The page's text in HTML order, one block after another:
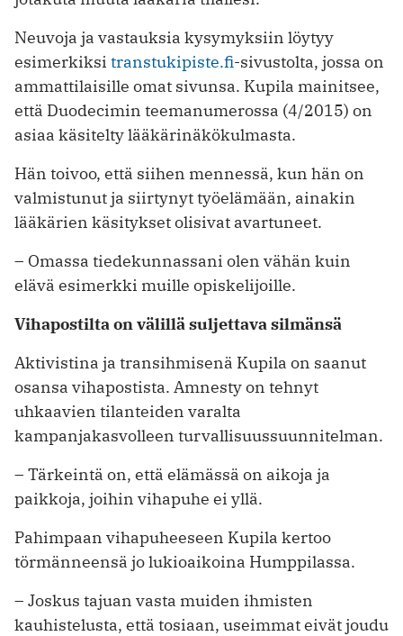
Neuvoja ja vastauksia kysymyksiin löytyy
esimerkiksi transtukipiste.fi-sivustolta, jossa on
ammattilaisille omat sivunsa. Kupila mainitsee,
että Duodecimin teemanumerossa (4/2015) on
asiaa käsitelty lääkärinäkökulmasta.
Hän toivoo, että siihen mennessä, kun hän on
valmistunut ja siirtynyt työelämään, ainakin
lääkärien käsitykset olisivat avartuneet.
– Omassa tiedekunnassani olen vähän kuin
elävä esimerkki muille opis­kelijoille.
Vihapostilta on välillä suljettava silmänsä
Aktivistina ja transihmisenä Kupila on saanut
osansa vihapostista. Amnesty on tehnyt
uhkaavien tilanteiden varalta
kampanjakasvolleen turvallisuussuunnitelman.
– Tärkeintä on, että elämässä on ai­koja ja
paikkoja, joihin vihapuhe ei yllä.
Pahimpaan vihapuheeseen Kupila kertoo
törmänneensä jo lukioaikoina Humppilassa.
– Joskus tajuan vasta muiden ihmisten
kauhistelusta, että tosiaan, useimmat eivät joudu